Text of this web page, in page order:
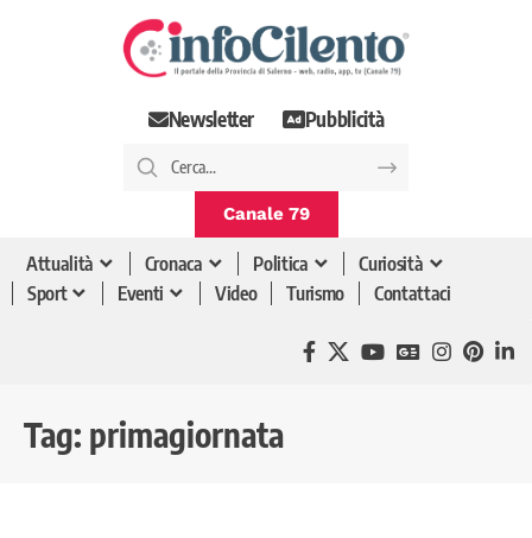
Newsletter Pubblicità
Canale 79
Attualità Cronaca Politica
Curiosità
Sport
Eventi Video Turismo Contattaci
Tag: primagiornata